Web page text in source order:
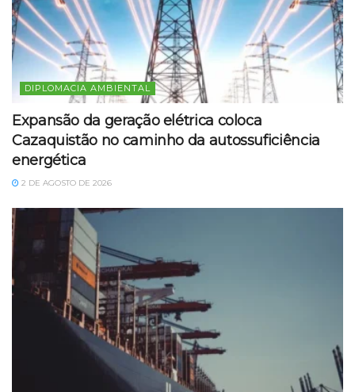
DIPLOMACIA AMBIENTAL
Expansão da geração elétrica coloca
Cazaquistão no caminho da autossuficiência
energética
2 DE AGOSTO DE 2026